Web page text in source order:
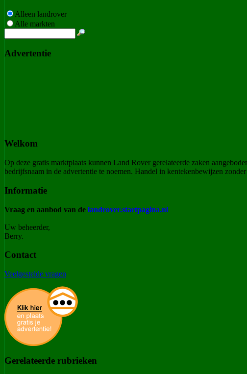
Alleen landrover
Alle markten
Advertentie
Welkom
Op deze gratis marktplaats kunnen Land Rover gerelateerde zaken
bedrijfsnaam in de advertentie te noemen. Handel in kentekenbewijzen
Informatie
Vraag en aanbod van de landrover.startpagina.nl
Uw beheerder,
Berry.
Contact
Veelgestelde vragen
Gerelateerde rubrieken